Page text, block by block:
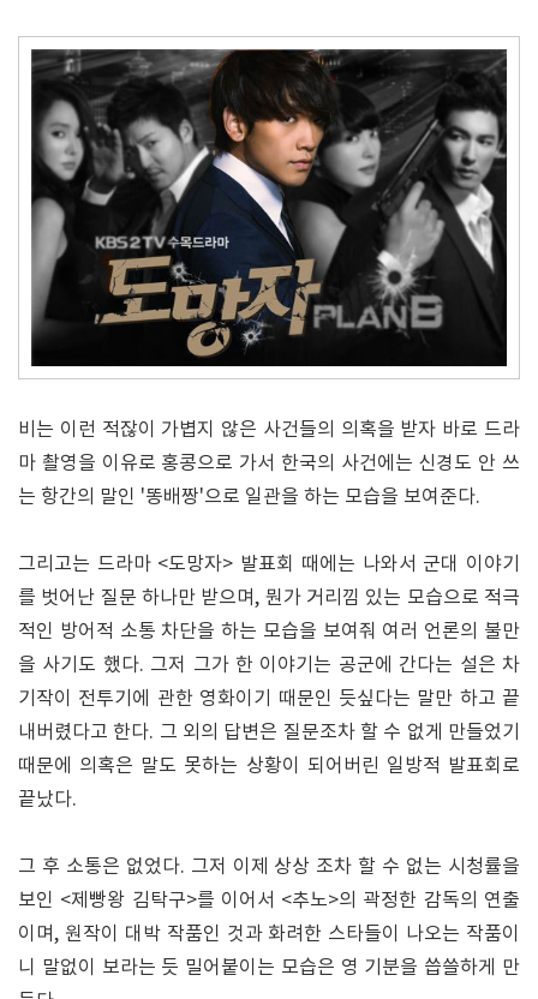
비는 이런 적잖이 가볍지 않은 사건들의 의혹을 받자 바로 드라
마 촬영을 이유로 홍콩으로 가서 한국의 사건에는 신경도 안 쓰
는 항간의 말인 '똥배짱'으로 일관을 하는 모습을 보여준다.
그리고는 드라마 <도망자> 발표회 때에는 나와서 군대 이야기
를 벗어난 질문 하나만 받으며, 뭔가 거리낌 있는 모습으로 적극
적인 방어적 소통 차단을 하는 모습을 보여줘 여러 언론의 불만
을 사기도 했다. 그저 그가 한 이야기는 공군에 간다는 설은 차
기작이 전투기에 관한 영화이기 때문인 듯싶다는 말만 하고 끝
내버렸다고 한다. 그 외의 답변은 질문조차 할 수 없게 만들었기
때문에 의혹은 말도 못하는 상황이 되어버린 일방적 발표회로
끝났다.
그 후 소통은 없었다. 그저 이제 상상 조차 할 수 없는 시청률을
보인 <제빵왕 김탁구>를 이어서 <추노>의 곽정한 감독의 연출
이며, 원작이 대박 작품인 것과 화려한 스타들이 나오는 작품이
니 말없이 보라는 듯 밀어붙이는 모습은 영 기분을 씁쓸하게 만